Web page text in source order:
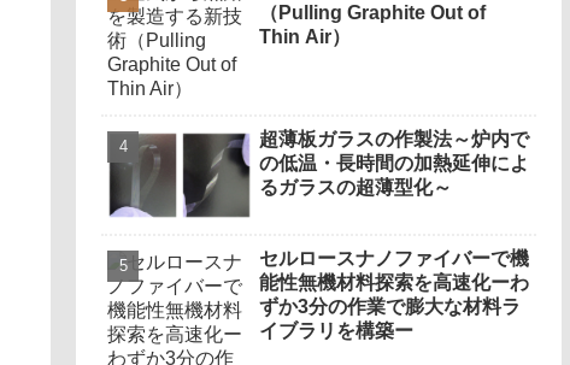
（Pulling Graphite Out of
Thin Air）
超薄板ガラスの作製法～炉内で
の低温・長時間の加熱延伸によ
るガラスの超薄型化～
セルロースナノファイバーで機
能性無機材料探索を高速化ーわ
ずか3分の作業で膨大な材料ラ
イブラリを構築ー